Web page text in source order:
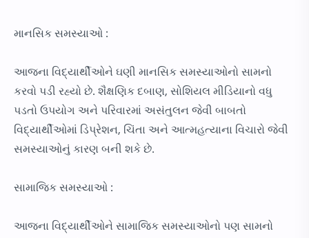
માનસિક સમસ્યાઓ :
આજના વિદ્યાર્થીઓને ઘણી માનસિક સમસ્યાઓનો સામનો
કરવો પડી રહ્યો છે. શૈક્ષણિક દબાણ, સોશિયલ મીડિયાનો વધુ
પડતો ઉપયોગ અને પરિવારમાં અસંતુલન જેવી બાબતો
વિદ્યાર્થીઓમાં ડિપ્રેશન, ચિંતા અને આત્મહત્યાના વિચારો જેવી
સમસ્યાઓનું કારણ બની શકે છે.
સામાજિક સમસ્યાઓ :
આજના વિદ્યાર્થીઓને સામાજિક સમસ્યાઓનો પણ સામનો